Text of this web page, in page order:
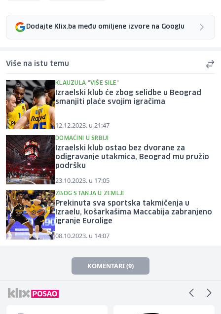
Dodajte Klix.ba među omiljene izvore na Googlu
Više na istu temu
KLAUZULA "VIŠE SILE"
Izraelski klub će zbog selidbe u Beograd
smanjiti plaće svojim igračima
12.12.2023. u 21:47
DOMAĆINI U SRBIJI
Izraelski klub ostao bez dvorane za
odigravanje utakmica, Beograd mu pružio
podršku
23.10.2023. u 17:05
ZBOG STANJA U ZEMLJI
Prekinuta sva sportska takmičenja u
Izraelu, košarkašima Maccabija zabranjeno
igranje Eurolige
08.10.2023. u 14:07
KOMENTARI (9)